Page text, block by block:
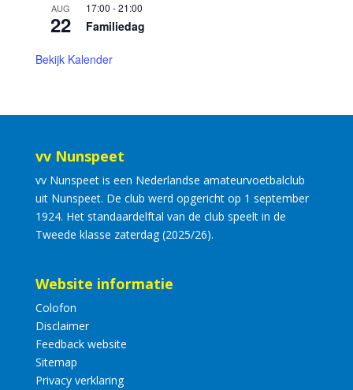
AUG
22
17:00 -21:00
Familiedag
Bekijk Kalender
vv Nunspeet
vv Nunspeet is een Nederlandse amateurvoetbalclub
uit Nunspeet. De club werd opgericht op 1 september
1924. Het standaardelftal van de club speelt in de
Tweede klasse zaterdag (2025/26).
Website informatie
Colofon
Disclaimer
Feedback website
Sitemap
Privacy verklaring